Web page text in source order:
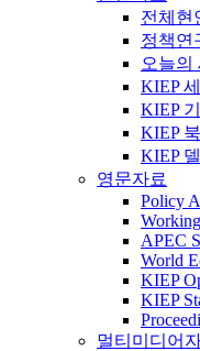
전체현
정책연
오늘의
KIEP
KIEP
KIEP
KIEP
영문자료
Policy
APEC
World
KIEP
KIEP
멀티미디어